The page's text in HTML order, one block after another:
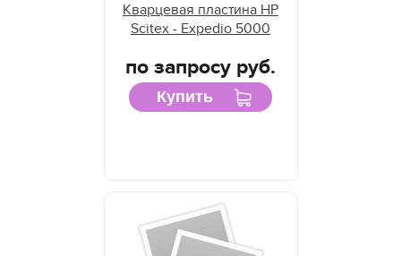
Кварцевая пластина HP
Scitex - Expedio 5000
по запросу руб.
Купить